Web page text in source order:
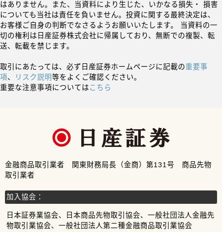
はありません。また、当資料により生じた、いかなる損失・ 損害
についても当社は責任を負いません。投資に関する最終決定は、
お客様ご自身の判断でなさるようお願いいたします。 当資料の一
切の権利は日産証券株式会社に帰属しており、無断での複製、転
送、転載を禁じます。
取引にあたっては、必ず日産証券ホームページに記載の重要事
項、 リスク説明等をよくご確認ください。
重要な注意事項についてはこちら
金融商品取引業者 関東財務局長（金商）第131号 商品先物
取引業者
加入協会：
日本証券業協会、日本商品先物取引協会、一般社団法人金融先
物取引業協会、一般社団法人第二種金融商品取引業協会